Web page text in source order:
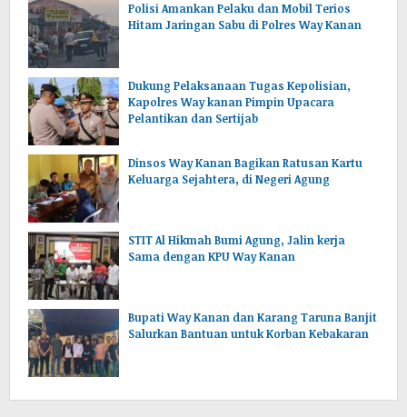
Polisi Amankan Pelaku dan Mobil Terios
Hitam Jaringan Sabu di Polres Way Kanan
Dukung Pelaksanaan Tugas Kepolisian,
Kapolres Way kanan Pimpin Upacara
Pelantikan dan Sertijab
Dinsos Way Kanan Bagikan Ratusan Kartu
Keluarga Sejahtera, di Negeri Agung
STIT Al Hikmah Bumi Agung, Jalin kerja
Sama dengan KPU Way Kanan
Bupati Way Kanan dan Karang Taruna Banjit
Salurkan Bantuan untuk Korban Kebakaran